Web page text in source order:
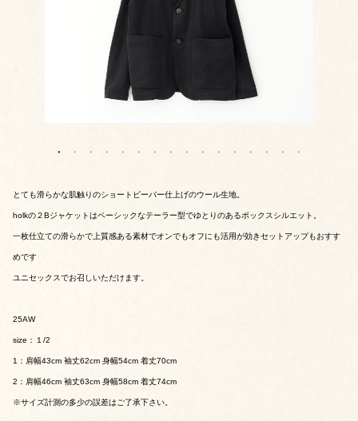
とても滑らかな肌触りのショートビーバー仕上げのウール生地。
holkの２Bジャケットはベーシックなテーラー型でゆとりのあるボックスシルエット。
一枚仕立ての滑らかで上質感ある素材でオンでもオフにも活用が効きセットアップもおすす
めです
ユニセックスでお召しいただけます。
25AW
size：１/2
1：肩幅43cm 袖丈62cm 身幅54cm 着丈70cm
2：肩幅46cm 袖丈63cm 身幅58cm 着丈74cm
※サイズ計測の多少の誤差はご了承下さい。